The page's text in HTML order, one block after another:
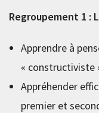
Regroupement 1 :
Apprendre à
« constructiviste
Appréhender
premier et